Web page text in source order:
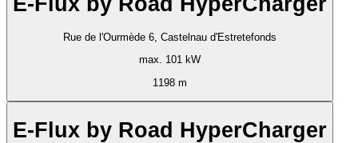
Rue de l'Ourmède 6, Castelnau d'Estretefonds
max. 101 kW
1198 m
E-Flux by Road HyperCharger